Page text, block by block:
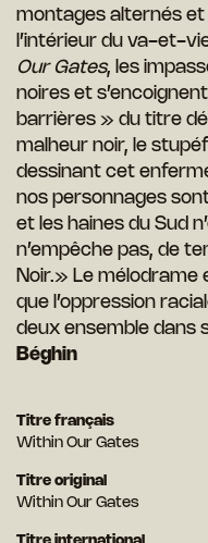
montages alternés
l’intérieur du va-et-
Our Gates, les
noires et
barrières » du titre
malheur noir, le
dessinant cet
nos personnages
et les haines du Sud
n’empêche pas, de
Noir.» Le mélodrame
que l’oppression
deux ensemble dans
Béghin
Titre français
Within Our Gates
Titre original
Within Our Gates